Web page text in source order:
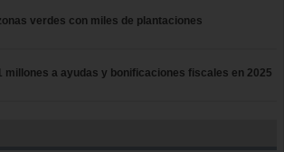
verdes con miles de plantaciones
millones a ayudas y bonificaciones fiscales en 2025